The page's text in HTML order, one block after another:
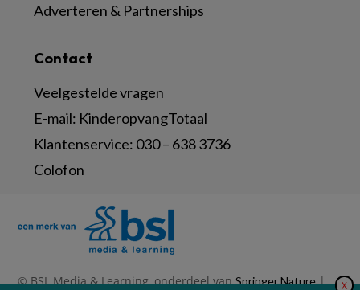
Contact
Veelgestelde vragen
E-mail: KinderopvangTotaal
Klantenservice: 030 – 638 3736
Colofon
Adverteren & Partnerships
© BSL Media & Learning, onderdeel van Springer Nature | X